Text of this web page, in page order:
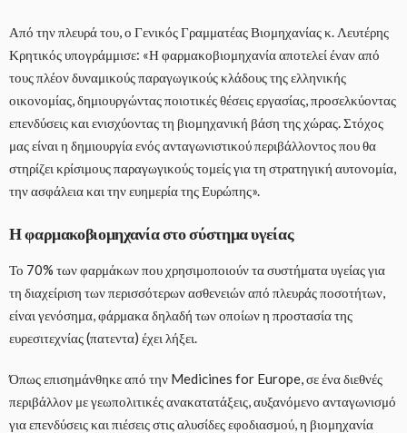
Από την πλευρά του, ο Γενικός Γραμματέας Βιομηχανίας κ. Λευτέρης
Κρητικός υπογράμμισε: «Η φαρμακοβιομηχανία αποτελεί έναν από
τους πλέον δυναμικούς παραγωγικούς κλάδους της ελληνικής
οικονομίας, δημιουργώντας ποιοτικές θέσεις εργασίας, προσελκύοντας
επενδύσεις και ενισχύοντας τη βιομηχανική βάση της χώρας. Στόχος
μας είναι η δημιουργία ενός ανταγωνιστικού περιβάλλοντος που θα
στηρίζει κρίσιμους παραγωγικούς τομείς για τη στρατηγική αυτονομία,
την ασφάλεια και την ευημερία της Ευρώπης».
Η φαρμακοβιομηχανία στο σύστημα υγείας
Το 70% των φαρμάκων που χρησιμοποιούν τα συστήματα υγείας για
τη διαχείριση των περισσότερων ασθενειών από πλευράς ποσοτήτων,
είναι γενόσημα, φάρμακα δηλαδή των οποίων η προστασία της
ευρεσιτεχνίας (πατεντα) έχει λήξει.
Όπως επισημάνθηκε από την Medicines for Europe, σε ένα διεθνές
περιβάλλον με γεωπολιτικές ανακατατάξεις, αυξανόμενο ανταγωνισμό
για επενδύσεις και πιέσεις στις αλυσίδες εφοδιασμού, η βιομηχανία